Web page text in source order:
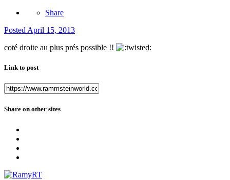
Share
Posted April 15, 2013
coté droite au plus prés possible !!
Link to post
Share on other sites